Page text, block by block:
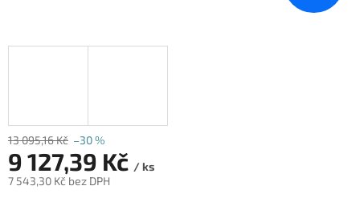
13 095,16 Kč –30 %
9 127,39 Kč / ks
7 543,30 Kč bez DPH